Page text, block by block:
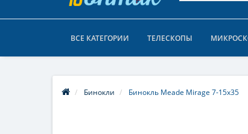
ВСЕ КАТЕГОРИИ ТЕЛЕСКОПЫ
Бинокли Бинокль Meade Mirage 7-15x35